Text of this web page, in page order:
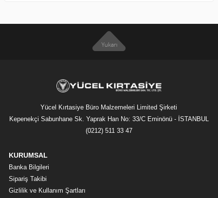
Yücel Kırtasiye Büro Malzemeleri Limited Şirketi
Kepenekçi Sabunhane Sk. Yaprak Han No: 33/C Eminönü - İSTANBUL
(0212) 511 33 47
KURUMSAL
Banka Bilgileri
Sipariş Takibi
Gizlilik ve Kullanım Şartları